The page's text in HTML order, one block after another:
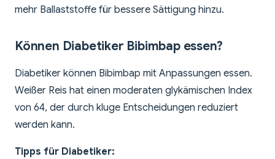
mehr Ballaststoffe für bessere Sättigung hinzu.
Können Diabetiker Bibimbap essen?
Diabetiker können Bibimbap mit Anpassungen essen.
Weißer Reis hat einen moderaten glykämischen Index
von 64, der durch kluge Entscheidungen reduziert
werden kann.
Tipps für Diabetiker: